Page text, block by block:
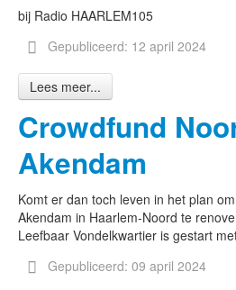
bij Radio HAARLEM105
Gepubliceerd: 12 april 2024
Lees meer...
Crowdfund
Akendam
Komt er dan toch leven in het plan
Akendam in Haarlem-Noord te
Leefbaar Vondelkwartier is gestart
Gepubliceerd: 09 april 2024